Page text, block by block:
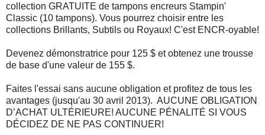
collection GRATUITE de tampons encreurs Stampin'
Classic (10 tampons). Vous pourrez choisir entre les
collections Brillants, Subtils ou Royaux! C'est ENCR-oyable!
Devenez démonstratrice pour 125 $ et obtenez une trousse
de base d'une valeur de 155 $.
Faites l'essai sans aucune obligation et profitez de tous les
avantages (jusqu'au 30 avril 2013). AUCUNE OBLIGATION
D’ACHAT ULTÉRIEURE! AUCUNE PÉNALITÉ SI VOUS
DÉCIDEZ DE NE PAS CONTINUER!